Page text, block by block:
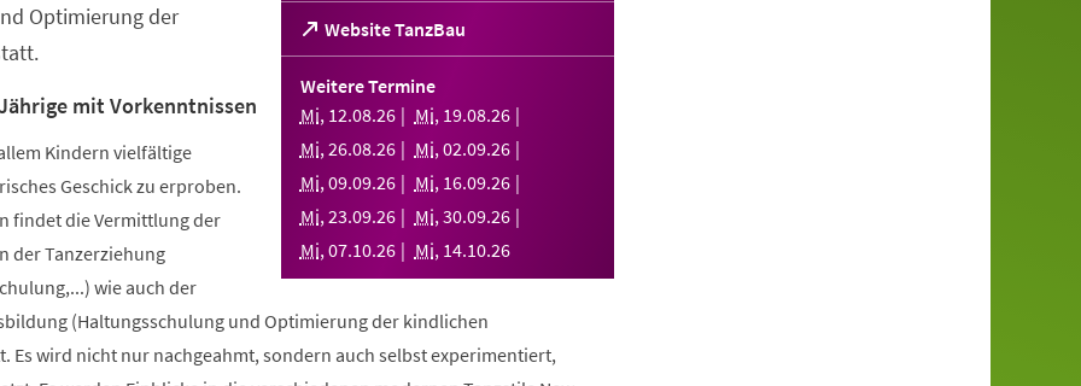
Website TanzBau
(Öffnet
in
einem
neuen
Tab)
Weitere Termine
Mi, 12.08.26 Mi, 19.08.26
Mi,26.08.26 Mi,02.09.26
Mi,09.09.26 Mi, 16.09.26
Mi,23.09.26 Mi,30.09.26
Mi,07.10.26 Mi, 14.10.26
Optimierung der
mit Vorkenntnissen
Kindern vielfältige
Geschick zu erproben.
findet die Vermittlung der
der Tanzerziehung
wie auch der
(Haltungsschulung und Optimierung der kindlichen
Es wird nicht nur nachgeahmt, sondern auch selbst experimentiert,